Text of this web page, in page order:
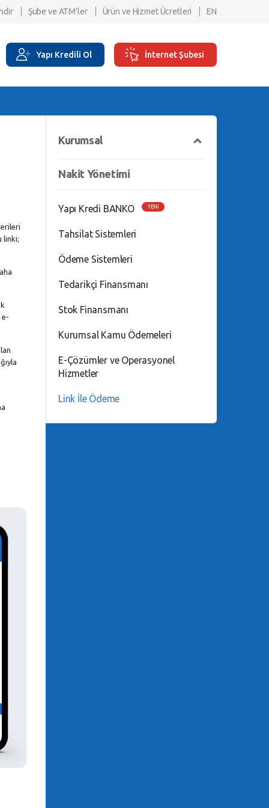
Şube ve ATM'ler Ürün ve Hizmet Ücretleri EN
Yapı Kredili Ol İnternet Şubesi
linki;
e-
Kurumsal
Nakit Yönetimi
Yapı Kredi BANKO YENİ
Tahsilat Sistemleri
Ödeme Sistemleri
Tedarikçi Finansmanı
Stok Finansmanı
Kurumsal Kamu Ödemeleri
E-Çözümler ve Operasyonel
Hizmetler
Link İle Ödeme